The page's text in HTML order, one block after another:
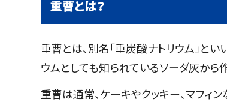
重曹とは？
重曹とは、別名「重炭酸ナトリウム」と
ウムとしても知られているソーダ灰から
重曹は通常、ケーキやクッキー、マフィ